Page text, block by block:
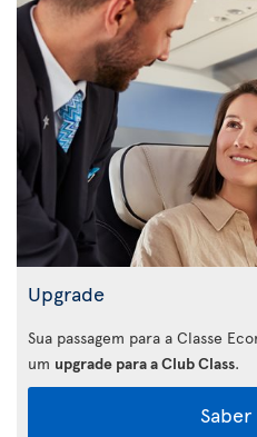
Upgrade
Sua passagem para a Classe
um upgrade para a Club Class.